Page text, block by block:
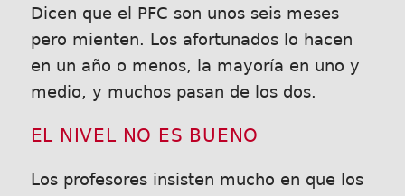
Dicen que el PFC son unos seis meses
pero mienten. Los afortunados lo hacen
en un año o menos, la mayoría en uno y
medio, y muchos pasan de los dos.
EL NIVEL NO ES BUENO
Los profesores insisten mucho en que los